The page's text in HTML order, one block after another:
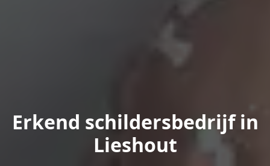
Erkend schildersbedrijf in
Lieshout